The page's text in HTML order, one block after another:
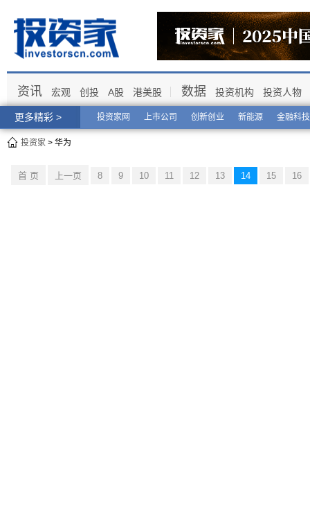
更多精彩 > 投资家网 上市公司 创新创业 新能源 金融科技
资讯 宏观 创投 A股 港美股 数据 投资机构 投资人物
投资家 > 华为
首 页 上一页 8 9 10 11 12 13 14 15 16